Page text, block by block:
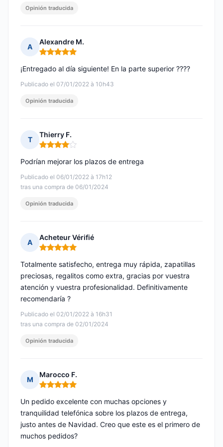
Opinión traducida
A
Alexandre M.
Nota: 5 de 5
Publicado el 07/01/2022 à 10h43
¡Entregado al día siguiente! En la parte superior ????
Opinión traducida
T
Thierry F.
Nota: 4 de 5
Publicado el 06/01/2022 à 17h12
tras una compra de 06/01/2024
Podrían mejorar los plazos de entrega
Opinión traducida
A
Acheteur Vérifié
Nota: 5 de 5
Publicado el 02/01/2022 à 16h31
tras una compra de 02/01/2024
Totalmente satisfecho, entrega muy rápida, zapatillas
preciosas, regalitos como extra, gracias por vuestra
atención y vuestra profesionalidad. Definitivamente
recomendaría ?
Opinión traducida
M
Marocco F.
Nota: 5 de 5
Un pedido excelente con muchas opciones y
tranquilidad telefónica sobre los plazos de entrega,
justo antes de Navidad. Creo que este es el primero de
muchos pedidos?